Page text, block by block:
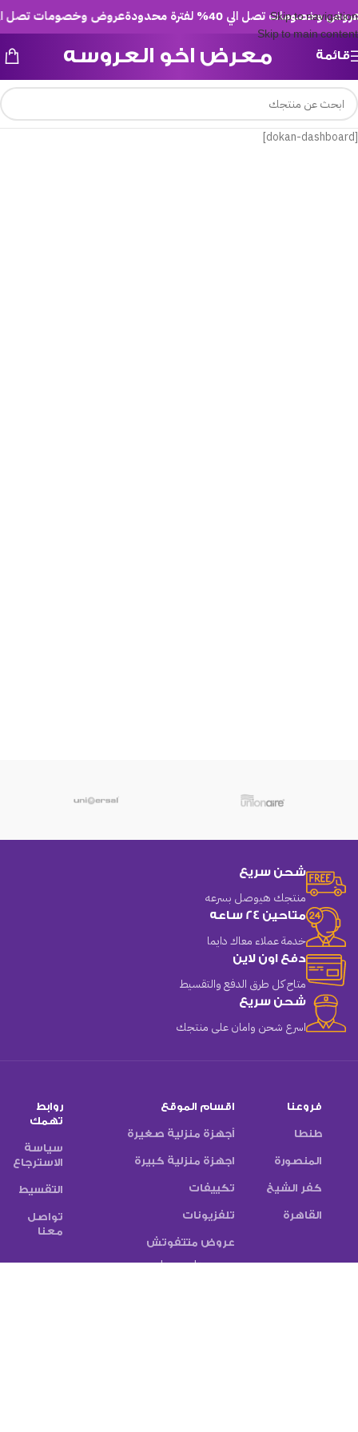
Skip to navigation
Skip to main content
عروض وخصومات تصل الي 40% لفترة وخصومات تصل الي 40% لفترة محدودة
قائمة معرض اخو العروسه
[dokan-dashboard]
شحن سريع
منتجك هيوصل بسرعه
متاحين 24 ساعه
خدمة عملاء معاك دايما
دفع اون لاين
متاح كل طرق الدفع والتقسيط
شحن سريع
اسرع شحن وامان على منتجك
فروعنا
طنطا
المنصورة
كفر الشيخ
القاهرة
اقسام الموقع
أجهزة منزلية صغيرة
اجهزة منزلية كبيرة
تكييفات
تلفزيونات
عروض متتفوتش
روابط
تهمك
سياسة
الاسترجاع
التقسيط
تواصل
معنا
متاحين على